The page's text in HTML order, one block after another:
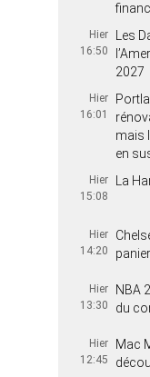
Hier
16:50
Les
2027
Hier
16:01
mais
en
Hier
15:08
La
Hier
14:20
Hier
13:30
NBA
du
Hier
12:45
Mac